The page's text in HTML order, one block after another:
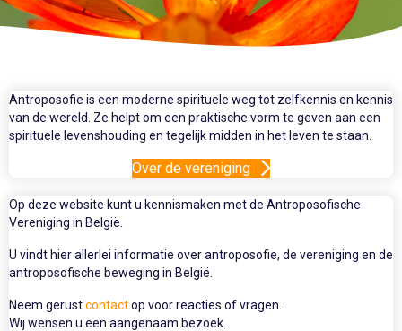
Antroposofie is een moderne spirituele weg tot zelfkennis en kennis
van de wereld. Ze helpt om een praktische vorm te geven aan een
spirituele levenshouding en tegelijk midden in het leven te staan.
Over de vereniging
Op deze website kunt u kennismaken met de Antroposofische
Vereniging in België.
U vindt hier allerlei informatie over antroposofie, de vereniging en de
antroposofische beweging in België.
Neem gerustcontactop voor reacties of vragen.
Wij wensen u een aangenaam bezoek.